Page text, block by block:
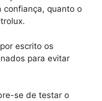
confiança, quanto o
escrito os
para evitar
se de testar o